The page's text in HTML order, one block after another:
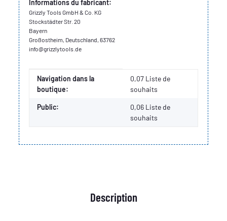
Informations du fabricant:
Grizzly Tools GmbH & Co. KG
Stockstädter Str. 20
Bayern
Großostheim, Deutschland, 63762
info@grizzlytools.de
Valeur
Fabricant
Navigation dans la
boutique:
0,07 Liste de
souhaits
Public: 0,06 Liste de
souhaits
Description